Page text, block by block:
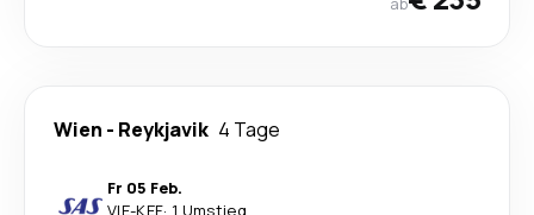
Wien - Reykjavik 4 Tage
Fr 05 Feb.
VIE-KEF· 1 Umstieg